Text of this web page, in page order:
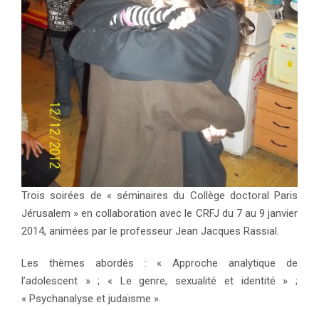
Trois soirées de « séminaires du Collège doctoral Paris
Jérusalem » en collaboration avec le CRFJ du 7 au 9 janvier
2014, animées par le professeur Jean Jacques Rassial.
Les thèmes abordés : « Approche analytique de
l’adolescent » ; « Le genre, sexualité et identité » ;
« Psychanalyse et judaïsme ».